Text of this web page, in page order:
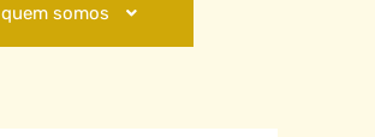
quem somos